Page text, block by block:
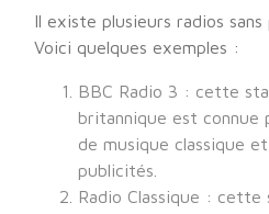
Il existe plusieurs radios sans
Voici quelques exemples :
BBC Radio 3 : cette
britannique est connue
de musique classique
publicités.
Radio Classique :